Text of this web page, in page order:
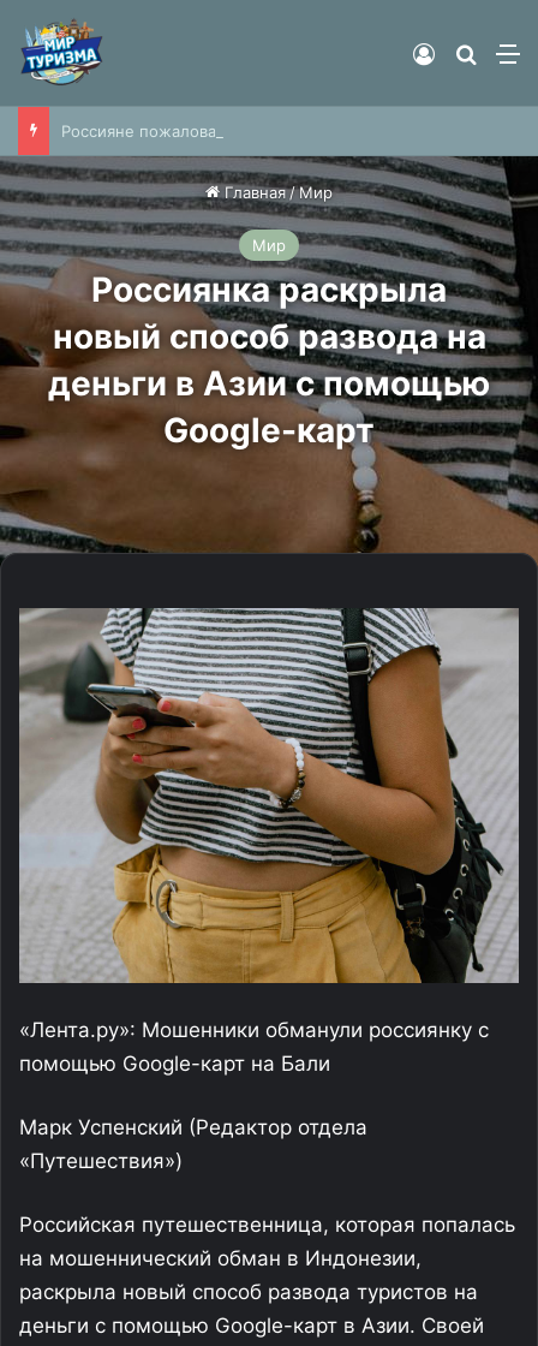
Найти
Войти
Главная/Мир
Мир
Россиянка раскрыла
новый способ развода на
деньги в Азии с помощью
Google-карт
«Лента.ру»: Мошенники обманули россиянку с
помощью Google-карт на Бали
Марк Успенский (Редактор отдела
«Путешествия»)
Российская путешественница, которая попалась
на мошеннический обман в Индонезии,
раскрыла новый способ развода туристов на
деньги с помощью Google-карт в Азии. Своей